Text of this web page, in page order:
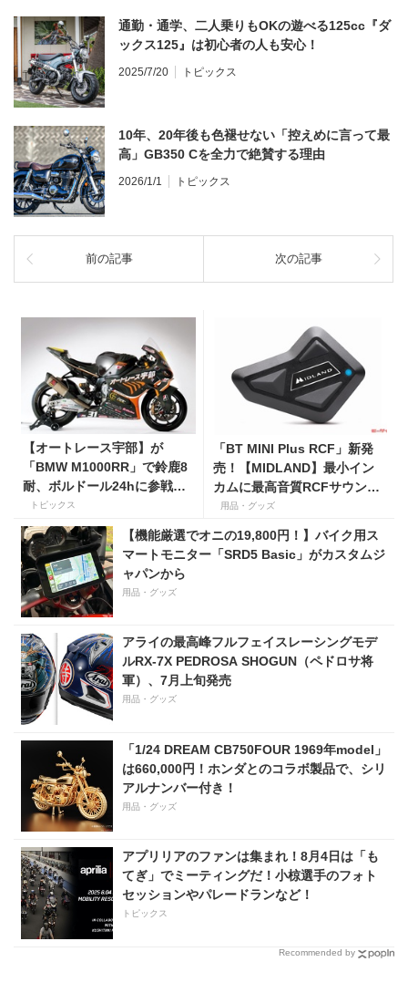
通勤・通学、二人乗りもOKの遊べる125cc『ダ
ックス125』は初心者の人も安心！
2025/7/20 トピックス
10年、20年後も色褪せない「控えめに言って最
高」GB350 Cを全力で絶賛する理由
2026/1/1 トピックス
前の記事 次の記事
【オートレース宇部】が
「BMW M1000RR」で鈴鹿8
耐、ボルドール24hに参戦！
エースライダーには浦本修充
選手！
トピックス
「BT MINI Plus RCF」新発
売！【MIDLAND】最小イン
カムに最高音質RCFサウンド
が与えられて、14,980円！
用品・グッズ
【機能厳選でオニの19,800円！】バイク用ス
マートモニター「SRD5 Basic」がカスタムジ
ャパンから
用品・グッズ
アライの最高峰フルフェイスレーシングモデ
ルRX-7X PEDROSA SHOGUN（ペドロサ将
軍）、7月上旬発売
用品・グッズ
「1/24 DREAM CB750FOUR 1969年model」
は660,000円！ホンダとのコラボ製品で、シリ
アルナンバー付き！
用品・グッズ
アプリリアのファンは集まれ！8月4日は「も
てぎ」でミーティングだ！小椋選手のフォト
セッションやパレードランなど！
トピックス
Recommended by